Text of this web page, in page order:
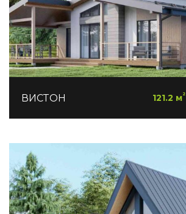
ВИСТОН 121.2 м²